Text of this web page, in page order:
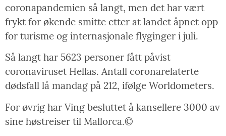
coronapandemien så langt, men det har vært
frykt for økende smitte etter at landet åpnet opp
for turisme og internasjonale flyginger i juli.
Så langt har 5623 personer fått påvist
coronaviruset Hellas. Antall coronarelaterte
dødsfall lå mandag på 212, ifølge Worldometers.
For øvrig har Ving besluttet å kansellere 3000 av
sine høstreiser til Mallorca.©